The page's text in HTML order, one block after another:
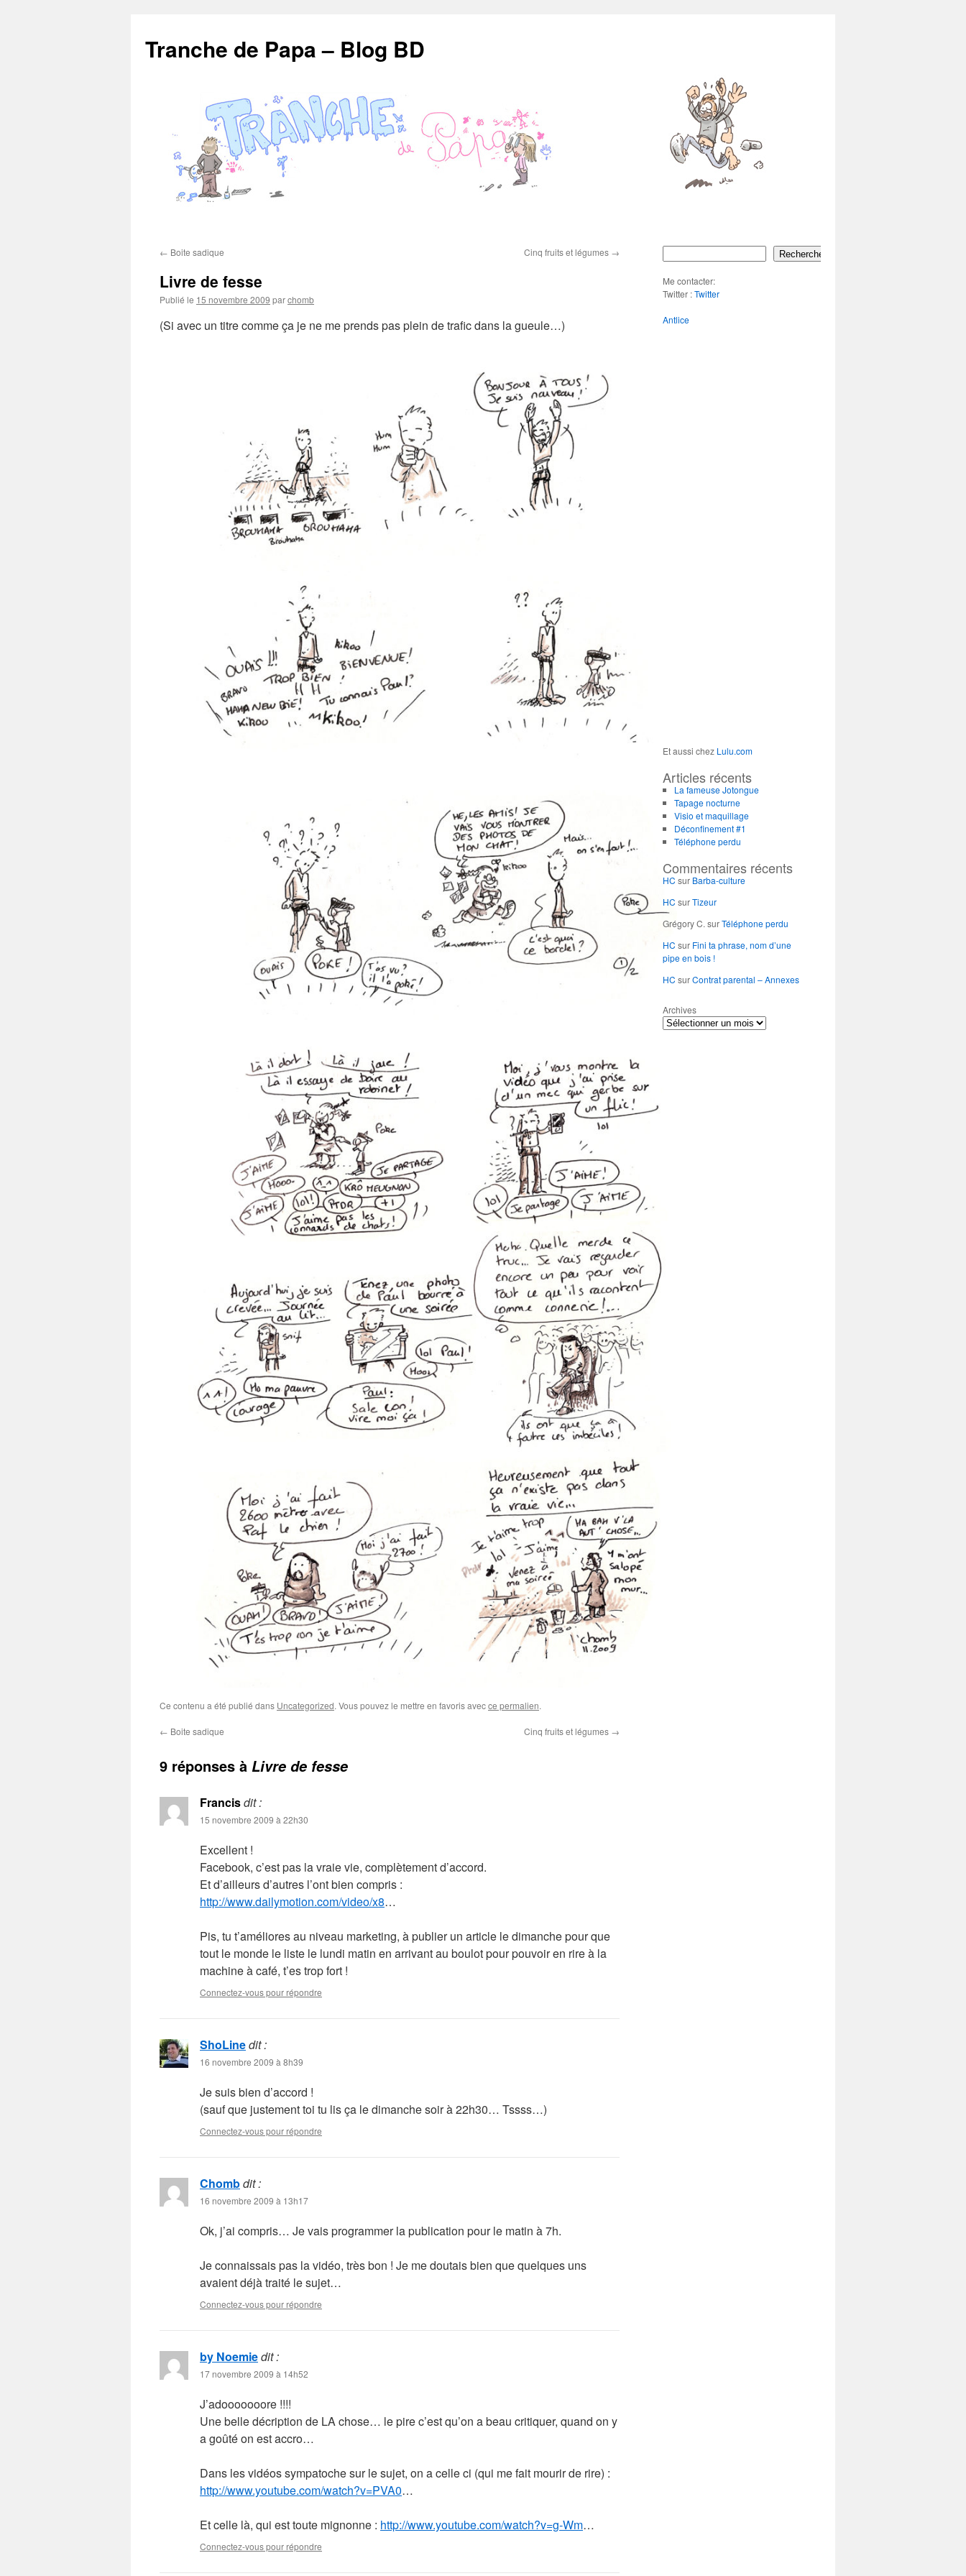
contenu
Tranche de Papa – Blog BD
← Boite sadique Cinq fruits et légumes →
Livre de fesse
Publié le 15 novembre 2009 parchomb
(Si avec un titre comme ça je ne me prends pas plein de trafic dans la gueule…)
Ce contenu a été publié dans Uncategorized. Vous pouvez le mettre en favoris avecce permalien.
← Boite sadique Cinq fruits et légumes →
9 réponses à Livre de fesse
Francisdit :
15 novembre 2009 à 22h30
Excellent !
Facebook, c’est pas la vraie vie, complètement d’accord.
Et d’ailleurs d’autres l’ont bien compris :
http://www.dailymotion.com/video/x8…
Pis, tu t’améliores au niveau marketing, à publier un article le dimanche pour que
tout le monde le liste le lundi matin en arrivant au boulot pour pouvoir en rire à la
machine à café, t’es trop fort !
Connectez-vous pour répondre
ShoLinedit :
16 novembre 2009 à 8h39
Je suis bien d’accord !
(sauf que justement toi tu lis ça le dimanche soir à 22h30… Tssss…)
Connectez-vous pour répondre
Chombdit :
16 novembre 2009 à 13h17
Ok, j’ai compris… Je vais programmer la publication pour le matin à 7h.
Je connaissais pas la vidéo, très bon ! Je me doutais bien que quelques uns
avaient déjà traité le sujet…
Connectez-vous pour répondre
by Noemiedit :
17 novembre 2009 à 14h52
J’adooooooore !!!!
Une belle décription de LA chose… le pire c’est qu’on a beau critiquer, quand on y
a goûté on est accro…
Dans les vidéos sympatoche sur le sujet, on a celle ci (qui me fait mourir de rire) :
http://www.youtube.com/watch?v=PVA0…
Et celle là, qui est toute mignonne : http://www.youtube.com/watch?v=g-Wm…
Connectez-vous pour répondre
Rechercher
Me contacter:
Twitter :Twitter
Antlice
Et aussi chez Lulu.com
Articles récents
La fameuse Jotongue
Tapage nocturne
Visio et maquillage
Déconfinement #1
Téléphone perdu
Commentaires récents
HC sur Barba-culture
HC surTizeur
Grégory C. surTéléphone perdu
HC sur Fini ta phrase, nom d’une
pipe en bois !
HC surContrat parental – Annexes
Archives